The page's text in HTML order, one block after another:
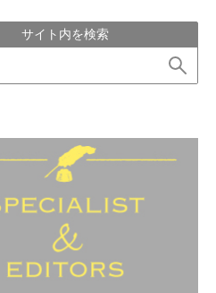
サイト内を検索